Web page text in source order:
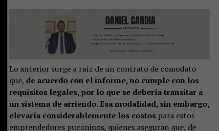
Lo anterior surge a raíz de un contrato de comodato
que, de acuerdo con el informe, no cumple con los
requisitos legales, por lo que se debería transitar a
un sistema de arriendo. Esa modalidad, sin embargo,
elevaría considerablemente los costospara estos
emprendedores puconinos, quienes aseguran que, de